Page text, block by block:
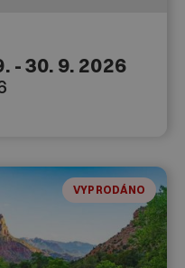
- 30. 9. 2026
VYPRODÁNO